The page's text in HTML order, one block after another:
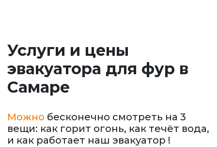
Услуги и цены
эвакуатора для фур в
Самаре
Можно бесконечно смотреть на 3
вещи: как горит огонь, как течёт вода,
и как работает наш эвакуатор !